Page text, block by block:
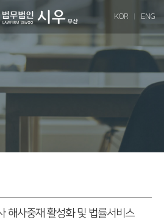
KOR ENG
해사중재 활성화 및 법률서비스